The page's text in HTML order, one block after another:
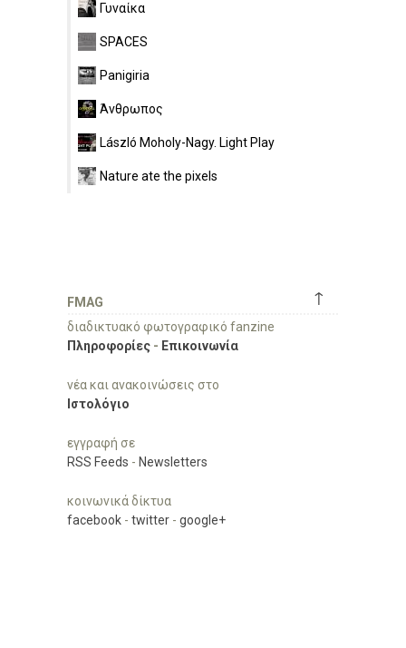
Γυναίκα
SPACES
Panigiria
Άνθρωπος
László Moholy-Nagy. Light Play
Nature ate the pixels
↑
FMAG
διαδικτυακό φωτογραφικό fanzine
Πληροφορίες - Επικοινωνία
νέα και ανακοινώσεις στο
Ιστολόγιο
εγγραφή σε
RSS Feeds - Newsletters
κοινωνικά δίκτυα
facebook - twitter - google+